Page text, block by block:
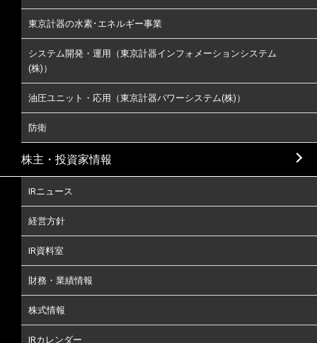
東京計器の水素･エネルギー事業
システム開発・運用（東京計器インフォメーションシステム
(株)）
油圧ユニット・応用（東京計器パワーシステム(株)）
防衛
株主・投資家情報
IRニュース
経営方針
IR資料室
財務・業績情報
株式情報
IRカレンダー